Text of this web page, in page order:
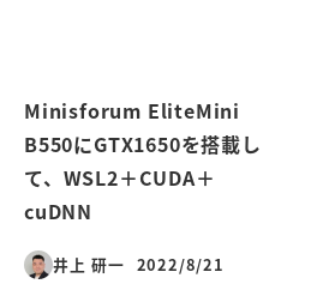
Minisforum EliteMini
B550にGTX1650を搭載し
て、WSL2＋CUDA＋
cuDNN
井上 研一
投稿日
2022/8/21